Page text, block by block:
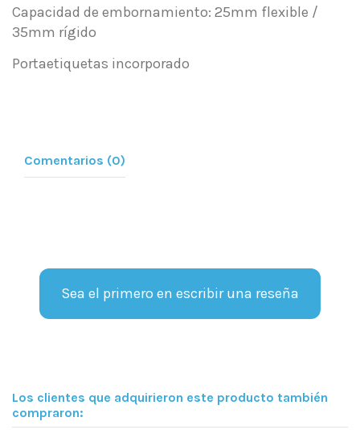
Capacidad de embornamiento: 25mm flexible /
35mm rígido
Portaetiquetas incorporado
Comentarios (0)
Sea el primero en escribir una reseña
Los clientes que adquirieron este producto también
compraron: